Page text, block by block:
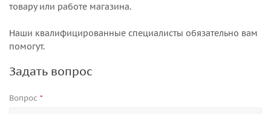
товару или работе магазина.
Наши квалифицированные специалисты обязательно вам
помогут.
Задать вопрос
Вопрос *